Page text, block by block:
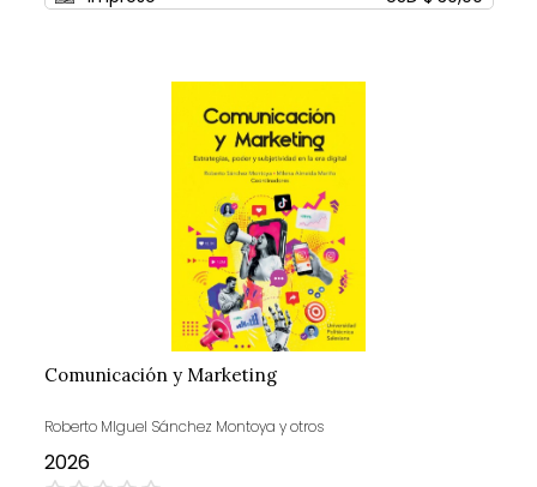
Comunicación y Marketing
Roberto MIguel Sánchez Montoya y otros
2026